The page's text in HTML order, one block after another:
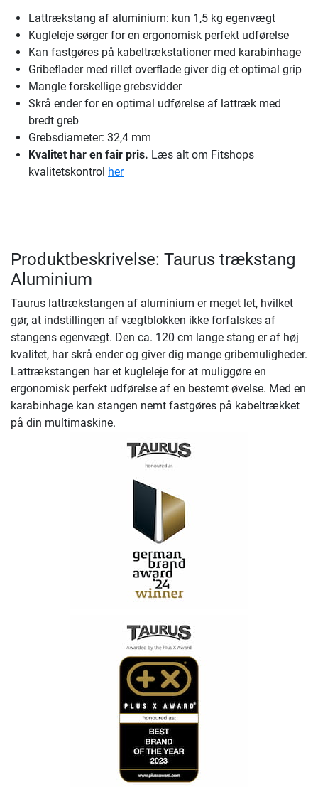
Lattrækstang af aluminium: kun 1,5 kg egenvægt
Kugleleje sørger for en ergonomisk perfekt udførelse
Kan fastgøres på kabeltrækstationer med karabinhage
Gribeflader med rillet overflade giver dig et optimal grip
Mangle forskellige grebsvidder
Skrå ender for en optimal udførelse af lattræk med
bredt greb
Grebsdiameter: 32,4 mm
Kvalitet har en fair pris. Læs alt om Fitshops
kvalitetskontrol her
Produktbeskrivelse: Taurus trækstang
Aluminium
Taurus lattrækstangen af aluminium er meget let, hvilket
gør, at indstillingen af vægtblokken ikke forfalskes af
stangens egenvægt. Den ca. 120 cm lange stang er af høj
kvalitet, har skrå ender og giver dig mange gribemuligheder.
Lattrækstangen har et kugleleje for at muliggøre en
ergonomisk perfekt udførelse af en bestemt øvelse. Med en
karabinhage kan stangen nemt fastgøres på kabeltrækket
på din multimaskine.